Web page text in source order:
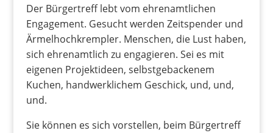
Der Bürgertreff lebt vom ehrenamtlichen
Engagement. Gesucht werden Zeitspender und
Ärmelhochkrempler. Menschen, die Lust haben,
sich ehrenamtlich zu engagieren. Sei es mit
eigenen Projektideen, selbstgebackenem
Kuchen, handwerklichem Geschick, und, und,
und.
Sie können es sich vorstellen, beim Bürgertreff